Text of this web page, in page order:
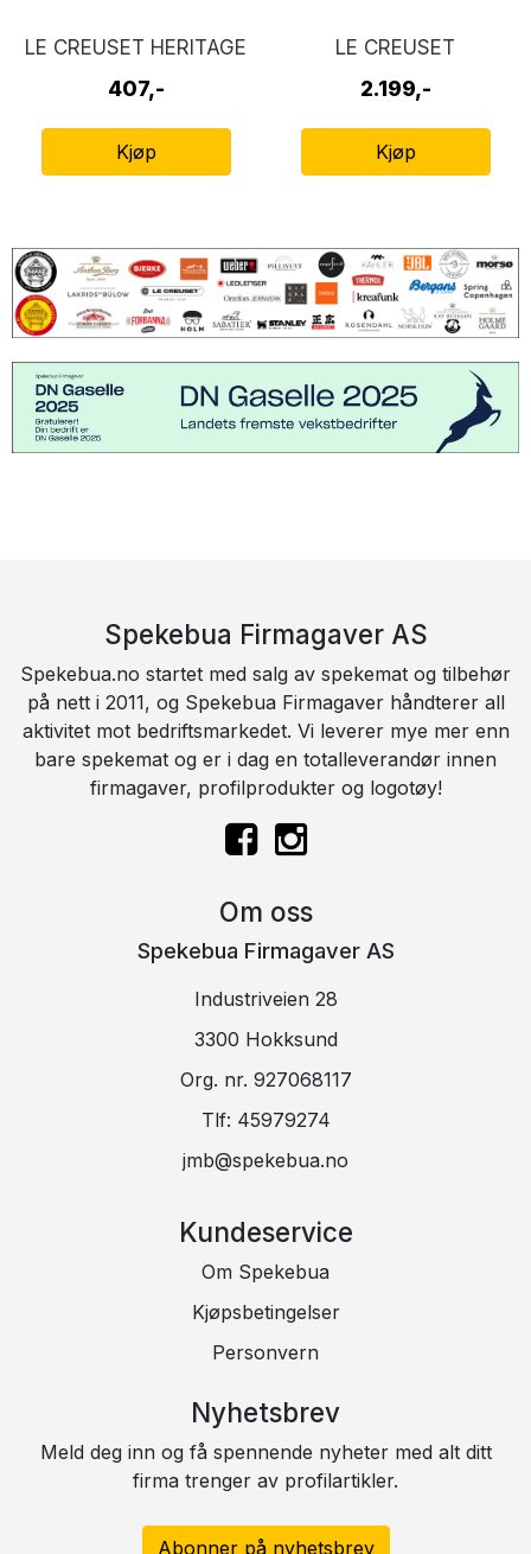
LE CREUSET HERITAGE
ILDFAST FORM
407,-
Kjøp
LE CREUSET
SIGNATUR
STØPEJERN
STEKEPANNE 28CM
2.199,-
Kjøp
Spekebua Firmagaver AS
Spekebua.no startet med salg av spekemat og tilbehør
på nett i 2011, og Spekebua Firmagaver håndterer all
aktivitet mot bedriftsmarkedet. Vi leverer mye mer enn
bare spekemat og er i dag en totalleverandør innen
firmagaver, profilprodukter og logotøy!
Om oss
Spekebua Firmagaver AS
Industriveien 28
3300 Hokksund
Org. nr. 927068117
Tlf: 45979274
jmb@spekebua.no
Kundeservice
Om Spekebua
Kjøpsbetingelser
Personvern
Nyhetsbrev
Meld deg inn og få spennende nyheter med alt ditt
firma trenger av profilartikler.
Abonner på nyhetsbrev